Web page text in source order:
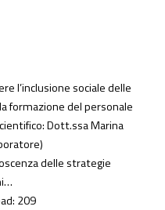
l’inclusione sociale delle
formazione del personale
Dott.ssa Marina
delle strategie
209